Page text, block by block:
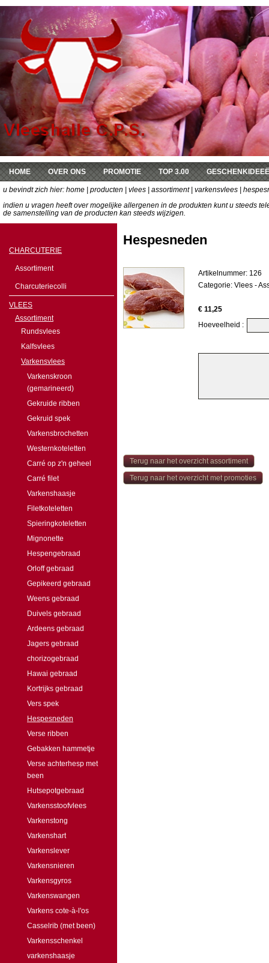
HOME OVER ONS PROMOTIE TOP 3.00
DE KEUKEN VAN SOPHIE
u bevindt zich hier: home producten vlees assortiment| varkensvlees |
indien u vragen heeft over mogelijke allergenen in de produkten kunt u steeds
de samenstelling van de producten kan steeds wijzigen.
CHARCUTERIE
Assortiment
Charcuteriecolli
VLEES
Assortiment
Rundsvlees
Kalfsvlees
Varkensvlees
Varkenskroon
(gemarineerd)
Gekruide ribben
Gekruid spek
Varkensbrochetten
Westernkoteletten
Carré op z'n geheel
Carré filet
Varkenshaasje
Filetkoteletten
Spieringkoteletten
Mignonette
Hespengebraad
Orloff gebraad
Gepikeerd gebraad
Weens gebraad
Duivels gebraad
Ardeens gebraad
Jagers gebraad
chorizogebraad
Hawai gebraad
Kortrijks gebraad
Vers spek
Hespesneden
Verse ribben
Gebakken hammetje
Verse achterhesp met
been
Hutsepotgebraad
Varkensstoofvlees
Varkenstong
Varkenshart
Varkenslever
Varkensnieren
Varkensgyros
Varkenswangen
Varkens cote-à-l'os
Casselrib (met been)
Varkensschenkel
varkenshaasje
Hespesneden
Artikelnummer: 126
Categorie: Vlees -
€ 11,25
Hoeveelheid :
Terug naar het overzicht assortiment
Terug naar het overzicht met promoties